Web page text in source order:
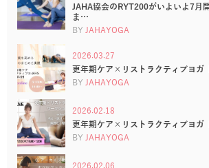
JAHA協会のRYT200がいよいよ7月
ま…
BY JAHAYOGA
2026.03.27
更年期ケア×リストラクティブヨガ
BY JAHAYOGA
2026.02.18
更年期ケア×リストラクティブヨガ
BY JAHAYOGA
2026.02.06